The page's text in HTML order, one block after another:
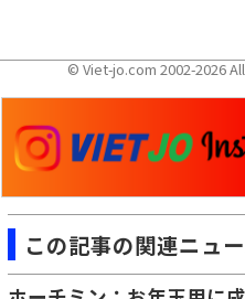
© Viet-jo.com 2002-2026
この記事の関連ニュ